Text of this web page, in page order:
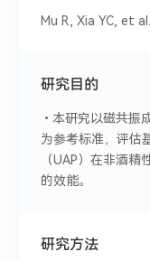
Mu R, Xia YC, et
研究目的
•本研究以磁共振
为参考标准，评估
（UAP）在非酒
的效能。
研究方法